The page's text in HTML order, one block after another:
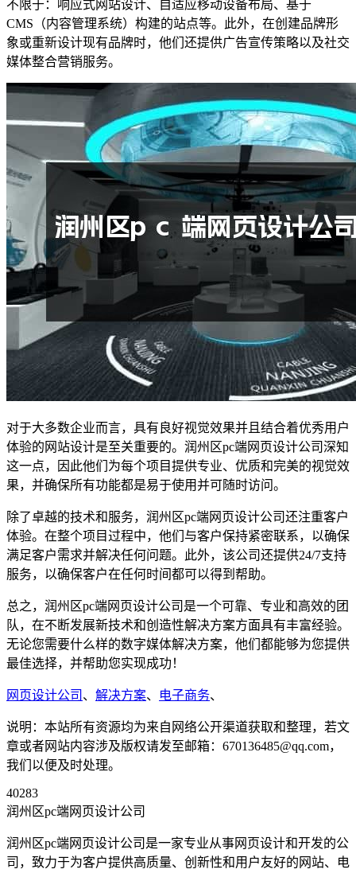
不限于：响应式网站设计、自适应移动设备布局、基于
CMS（内容管理系统）构建的站点等。此外，在创建品牌形
象或重新设计现有品牌时，他们还提供广告宣传策略以及社交
媒体整合营销服务。
对于大多数企业而言，具有良好视觉效果并且结合着优秀用户
体验的网站设计是至关重要的。润州区pc端网页设计公司深知
这一点，因此他们为每个项目提供专业、优质和完美的视觉效
果，并确保所有功能都是易于使用并可随时访问。
除了卓越的技术和服务，润州区pc端网页设计公司还注重客户
体验。在整个项目过程中，他们与客户保持紧密联系，以确保
满足客户需求并解决任何问题。此外，该公司还提供24/7支持
服务，以确保客户在任何时间都可以得到帮助。
总之，润州区pc端网页设计公司是一个可靠、专业和高效的团
队，在不断发展新技术和创造性解决方案方面具有丰富经验。
无论您需要什么样的数字媒体解决方案，他们都能够为您提供
最佳选择，并帮助您实现成功！
网页设计公司 、 解决方案、 电子商务、
说明：本站所有资源均为来自网络公开渠道获取和整理，若文
章或者网站内容涉及版权请发至邮箱：670136485@qq.com，
我们以便及时处理。
40283
润州区pc端网页设计公司
润州区pc端网页设计公司是一家专业从事网页设计和开发的公
司，致力于为客户提供高质量、创新性和用户友好的网站、电